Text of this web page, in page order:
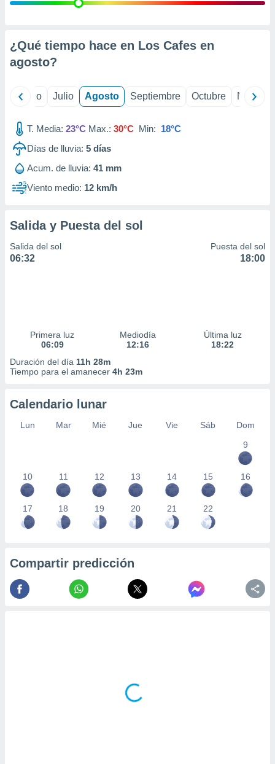
e
mediante
publicidad
de
1199
¿Qué tiempo hace en Los Cafes en
agosto?
Junio Julio Agosto Septiembre Octubre
T. Media: 23°C Max.: 30°C Min: 18°C
Días de lluvia: 5 días
Acum. de lluvia: 41 mm
Viento medio: 12 km/h
Salida y Puesta del sol
Salida del sol
06:32
Puesta del sol
18:00
Primera luz
06:09
Mediodía
12:16
Última luz
18:22
Duración del día 11h 28m
Tiempo para el amanecer 4h 23m
Calendario lunar
Lun Mar Mié Jue Vie Sáb
Dom
9
10 11 12 13 14 15 16
17 18 19 20 21 22
Compartir predicción